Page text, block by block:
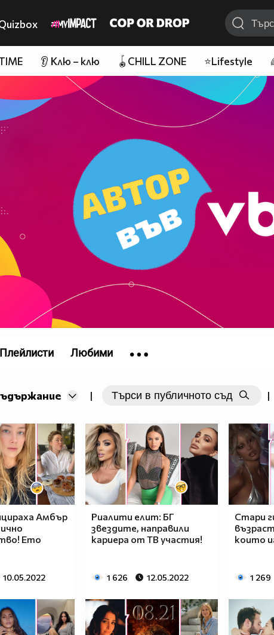
👂 Клю – клю 🪀CHILL ZONE ⭐Lifestyle
| |
Амбър
Ето
10.05.2022
Риалити елит: БГ
звездите, направили
кариера от ТВ участия!
1 626 12.05.2022
Стари
които
1 269
Плейлисти Любими